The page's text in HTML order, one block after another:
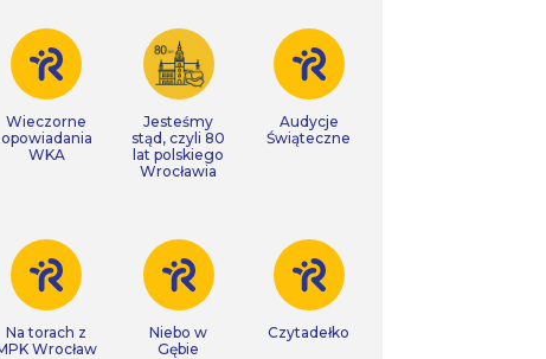
Wieczorne
opowiadania
WKA
Jesteśmy
stąd, czyli 80
lat polskiego
Wrocławia
Audycje
Świąteczne
Na torach z
Wrocław
Niebo w
Gębie
Czytadełko